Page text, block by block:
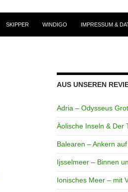
SKIPPER WINDIGO IMPRESSUM &
AUS UNSEREN
Adria – Odysseus
Äolische Inseln & Der
Balearen – Ankern
Ijsselmeer – Binnen
Ionisches Meer – mit